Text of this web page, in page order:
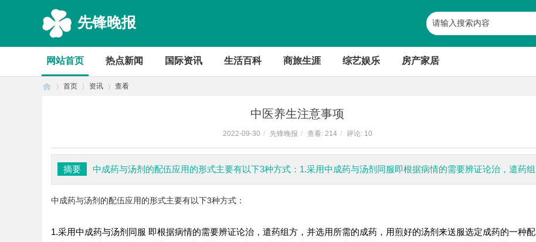
先锋晚报
网站首页 热点新闻 国际资讯 生活百科 商旅生涯 综艺娱乐 房产家居
首页 资讯 查看
中医养生注意事项
2022-09-30 / 先锋晚报 / 查看: 214 / 评论: 10
摘要 中成药与汤剂的配伍应用的形式主要有以下3种方式：1.采用中成药与汤剂同服即根据病情的需要辨证论治，遣药组
中成药与汤剂的配伍应用的形式主要有以下3种方式：
1.采用中成药与汤剂同服 即根据病情的需要辨证论治，遣药组方，并选用所需的成药，用煎好的汤剂来送服选定成药的一种配